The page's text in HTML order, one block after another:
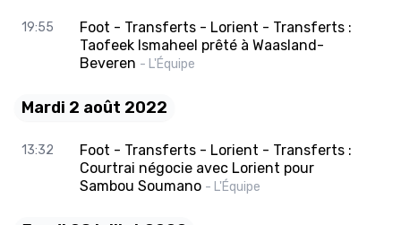
19:55
Foot - Transferts - Lorient - Transferts :
Taofeek Ismaheel prêté à Waasland-
Beveren - L'Équipe
Mardi 2 août 2022
13:32
Foot - Transferts - Lorient - Transferts :
Courtrai négocie avec Lorient pour
Sambou Soumano - L'Équipe